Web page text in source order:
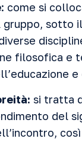
: come si
gruppo,
filosofica e
si tratta
del